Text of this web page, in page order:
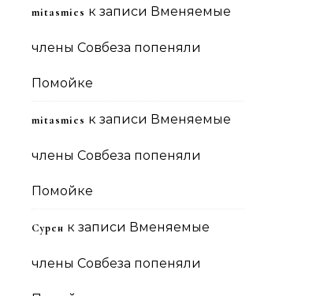
mitasmies к записи Вменяемые
члены Совбеза попеняли
Помойке
mitasmies к записи Вменяемые
члены Совбеза попеняли
Помойке
Сурен к записи Вменяемые
члены Совбеза попеняли